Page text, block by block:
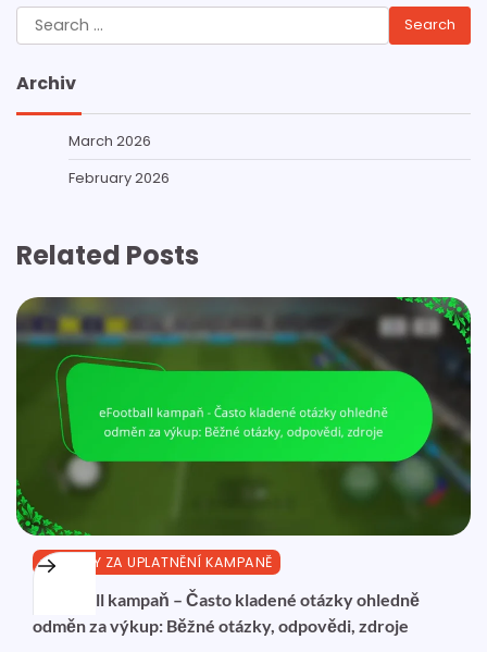
Search
for:
Archiv
March 2026
February 2026
Related Posts
ODMĚNY ZA UPLATNĚNÍ KAMPANĚ
eFootball kampaň – Často kladené otázky ohledně
odměn za výkup: Běžné otázky, odpovědi, zdroje